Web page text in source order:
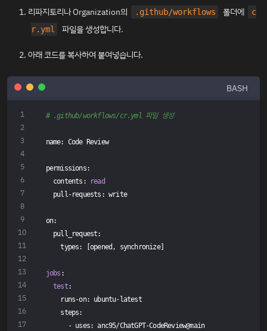
리파지토리나 Organization의 .github/workflows 폴더에
c
r.yml
파일을 생성합니다.
아래 코드를 복사하여 붙여넣습니다.
BASH
# .github/workflows/cr.yml 파일 생성
name: Code Review
permissions:
  contents:
read
  pull-requests: write
on:
  pull_request:
    types: [opened, synchronize]
jobs :
test:
    runs-on: ubuntu-latest
    steps:
      - uses: anc95/ChatGPT-CodeReview@main